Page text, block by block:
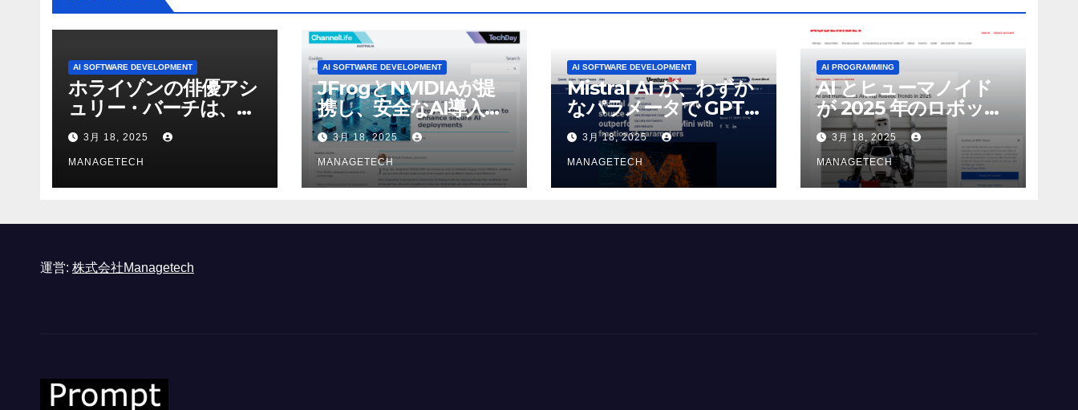
AI SOFTWARE DEVELOPMENT
ホライゾンの俳優アシ
ュリー・バーチは、ソ
ニーのAIアロイのビデ
オを見て「ゲームパフ
ォーマンスという芸術
形式に不安を感じた」
3月 18, 2025
MANAGETECH
AI SOFTWARE DEVELOPMENT
JFrogとNVIDIAが提
携し、安全なAI導入を
強化
3月 18, 2025
MANAGETECH
AI SOFTWARE DEVELOPMENT
Mistral AI が、わずか
なパラメータで GPT-
4o Mini を上回る新し
いオープンソース モ
デルをリリース |
VentureBeat
3月 18, 2025
MANAGETECH
AI PROGRAMMING
AI とヒューマノイド
が 2025 年のロボット
のトップトレンドに |
ASSEMBLY
3月 18, 2025
MANAGETECH
運営: 株式会社Managetech